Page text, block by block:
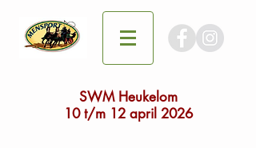
SWM Heukelom
10 t/m 12 april 2026